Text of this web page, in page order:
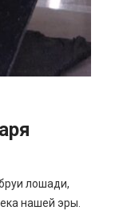
лошади,
нашей эры.